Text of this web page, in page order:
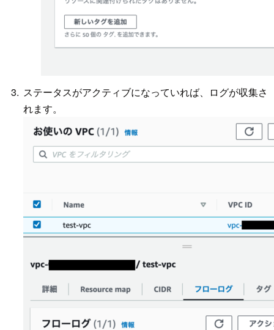
ステータスがアクティブになっていれば、ログが収集さ
れます。